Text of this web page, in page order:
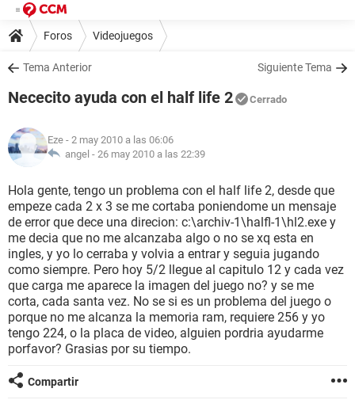
Foros Videojuegos
Tema Anterior Siguiente Tema
Nececito ayuda con el half life 2 Cerrado
Eze - 2 may 2010 a las 06:06
angel - 26 may 2010 a las 22:39
Hola gente, tengo un problema con el half life 2, desde que
empeze cada 2 x 3 se me cortaba poniendome un mensaje
de error que dece una direcion: c:\archiv-1\halfl-1\hl2.exe y
me decia que no me alcanzaba algo o no se xq esta en
ingles, y yo lo cerraba y volvia a entrar y seguia jugando
como siempre. Pero hoy 5/2 llegue al capitulo 12 y cada vez
que carga me aparece la imagen del juego no? y se me
corta, cada santa vez. No se si es un problema del juego o
porque no me alcanza la memoria ram, requiere 256 y yo
tengo 224, o la placa de video, alguien pordria ayudarme
porfavor? Grasias por su tiempo.
Compartir